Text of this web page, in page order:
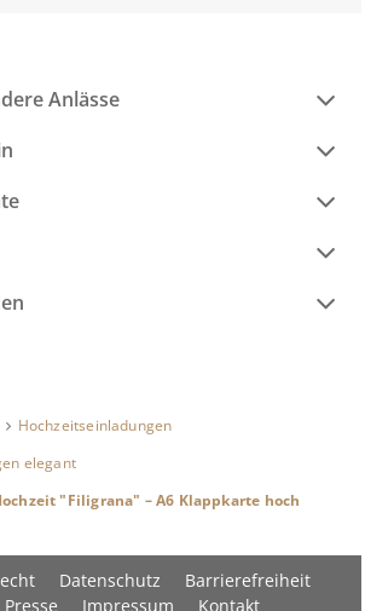
Anlässe
Hochzeitseinladungen
elegant
"Filigrana" – A6 Klappkarte hoch
Datenschutz
Barrierefreiheit
Presse Impressum Kontakt